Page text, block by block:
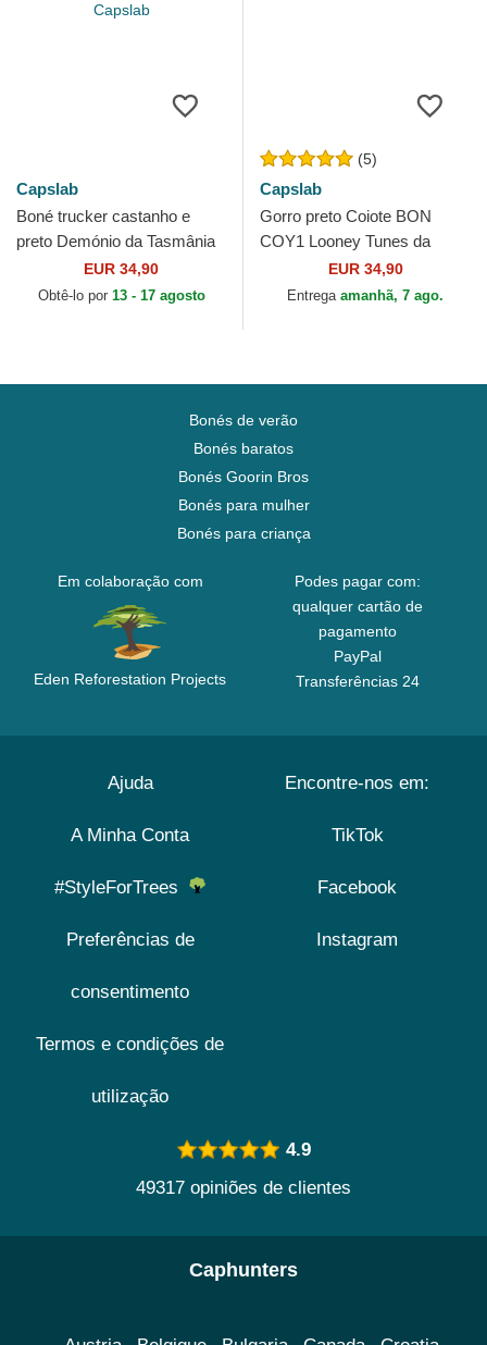
Capslab
Boné trucker castanho e
preto Demónio da Tasmânia
TAZ3 CT Looney Tunes da
Capslab
EUR 34,90
Obtê-lo por 13 - 17 agosto
(5)
Capslab
Gorro preto Coiote BON
COY1 Looney Tunes da
EUR 34,90
Entrega amanhã, 7 ago.
Bonés de verão
Bonés baratos
Bonés Goorin Bros
Bonés para mulher
Bonés para criança
Em colaboração com
Eden Reforestation Projects
Podes pagar com:
qualquer cartão de
pagamento
PayPal
Transferências 24
Ajuda
A Minha Conta
#StyleForTrees
Preferências de
consentimento
Termos e condições de
utilização
Encontre-nos em:
TikTok
Facebook
Instagram
4.9
49317 opiniões de clientes
Caphunters